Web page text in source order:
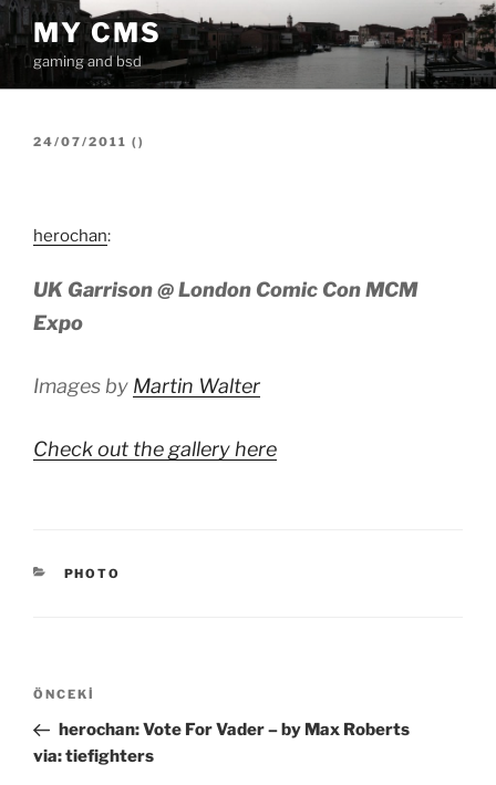
İçeriğe
geç MY CMS
gaming and bsd
YAYIM
24/07/2011 ( )
herochan:
UK Garrison @ London Comic Con MCM
Expo
Images by Martin Walter
Check out the gallery here
KATEGORILER
PHOTO
Yazı
Önceki
Yazı
ÖNCEKI
herochan: Vote For Vader – by Max Roberts
via: tiefighters